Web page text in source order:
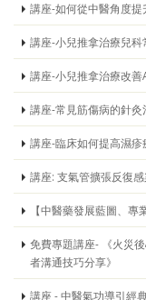
講座-如何從中醫角度
講座-小兒推拿治療兒
講座-小兒推拿治療改善
講座-常見筋傷病的針灸
講座-臨床如何提高濕疹
講座: 支氣管擴張反復
【中醫藥發展藍圖、專
免費專題講座- 《火災
者溝通技巧分享》
講座 - 中醫氣功導引經